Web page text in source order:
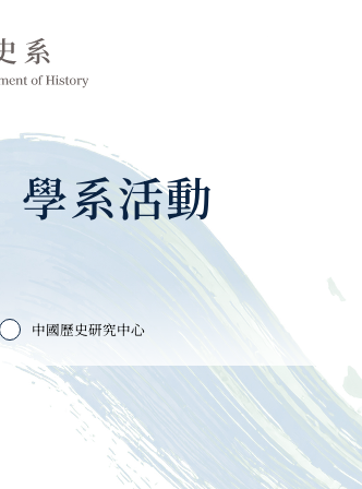
學系活動
中國歷史研究中心